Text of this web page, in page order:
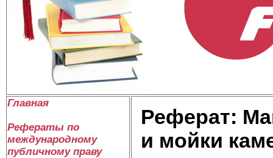
Главная
Рефераты по
международному
публичному праву
Реферат:
и мойки